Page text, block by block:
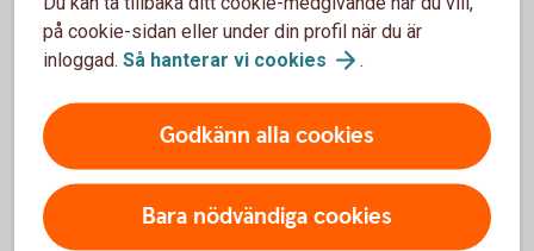
för företagare
leverantörer till att ta betalt med kort och Swish.
Betala och tabetalt
på cookie-sidan eller under din profil när du är
inloggad. Så hanterar vi cookies .
Godkänn alla cookies
Bara nödvändiga cookies